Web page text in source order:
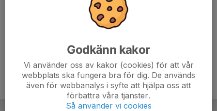
Godkänn kakor
Vi använder oss av kakor (cookies) för att vår
webbplats ska fungera bra för dig. De används
även för webbanalys i syfte att hjälpa oss att
förbättra våra tjänster.
Så använder vi cookies